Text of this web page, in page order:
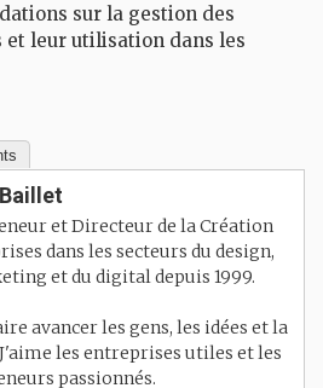
sur la gestion des
et leur utilisation dans les
et Directeur de la Création
dans les secteurs du design,
et du digital depuis 1999.
avancer les gens, les idées et la
les entreprises utiles et les
passionnés.